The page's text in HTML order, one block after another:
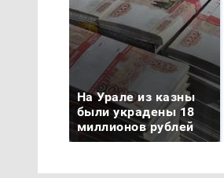
На Урале из казны
были украдены 18
миллионов рублей